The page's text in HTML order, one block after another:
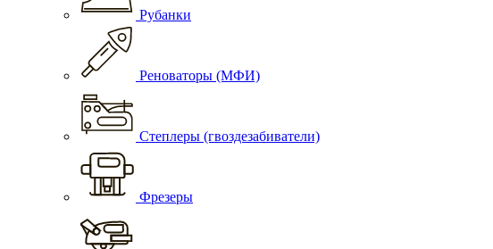
Рубанки
Реноваторы (МФИ)
Степлеры (гвоздезабиватели)
Фрезеры